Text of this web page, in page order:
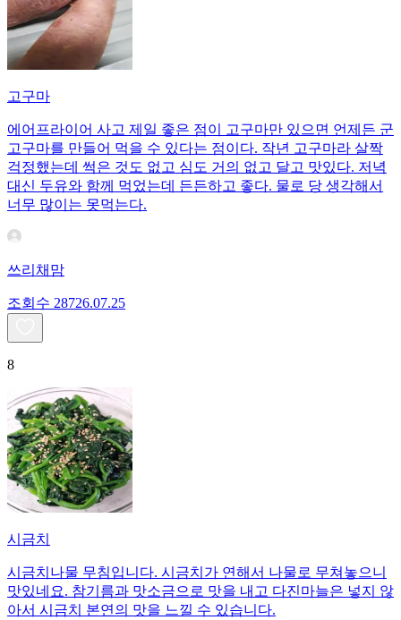
고구마
에어프라이어 사고 제일 좋은 점이 고구마만 있으면 언제든 군
고구마를 만들어 먹을 수 있다는 점이다. 작년 고구마라 살짝
걱정했는데 썩은 것도 없고 심도 거의 없고 달고 맛있다. 저녁
대신 두유와 함께 먹었는데 든든하고 좋다. 물로 당 생각해서
너무 많이는 못먹는다.
쓰리채맘
조회수 28726.07.25
8
시금치
시금치나물 무침입니다. 시금치가 연해서 나물로 무쳐놓으니
맛있네요. 참기름과 맛소금으로 맛을 내고 다진마늘은 넣지 않
아서 시금치 본연의 맛을 느낄 수 있습니다.